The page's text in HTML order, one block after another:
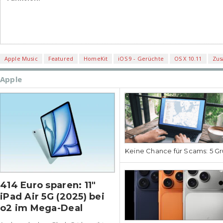
Apple Music Featured HomeKit iOS 9 - Gerüchte OS X 10.11
Apple
414 Euro sparen: 11″
iPad Air 5G (2025) bei
o2 im Mega-Deal
Keine Chance für Scams: 5